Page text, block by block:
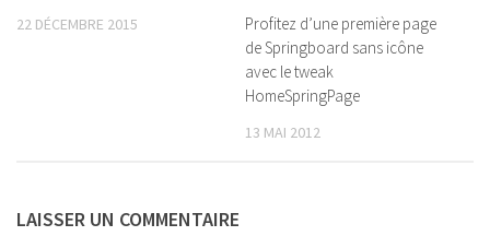
22 DÉCEMBRE 2015
Profitez d’une première page
de Springboard sans icône
avec le tweak
HomeSpringPage
13 MAI 2012
LAISSER UN COMMENTAIRE